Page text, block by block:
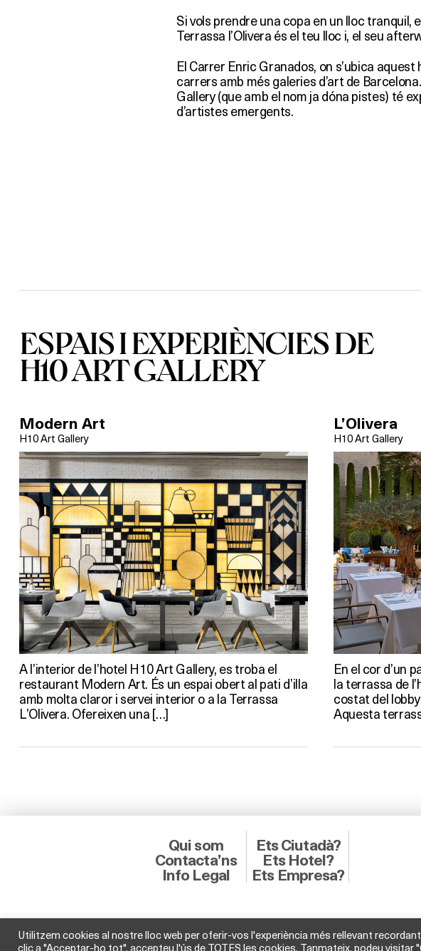
Si vols prendre una copa en un lloc tranquil,
Terrassa l’Olivera és el teu lloc i, el seu
El Carrer Enric Granados, on s’ubica
carrers amb més galeries d’art de
Gallery (que amb el nom ja dóna pistes) té
d’artistes emergents.
ESPAIS I EXPERIÈNCIES DE
H10 ART GALLERY
Modern Art
H10 Art Gallery
A l’interior de l’hotel H10 Art Gallery, es troba el
restaurant Modern Art. És un espai obert al pati d’illa
amb molta claror i servei interior o a la Terrassa
L’Olivera. Ofereixen una […]
L’Olivera
H10 Art Gallery
En el cor d’un
la terrassa de
costat del
Aquesta
Qui som
Contacta’ns
Info Legal
Ets Ciutadà?
Ets Hotel?
Ets Empresa?
Utilitzem cookies al nostre lloc web per oferir-vos l'experiència més rellevant
clic a "Acceptar-ho tot", accepteu l'ús de TOTES les cookies. Tanmateix, podeu